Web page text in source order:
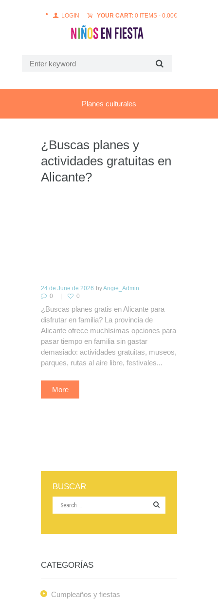
LOGIN YOUR CART: 0 ITEMS - 0.00€
Planes culturales
¿Buscas planes y
actividades gratuitas en
Alicante?
24 de June de 2026 byAngie_Admin
0
0
¿Buscas planes gratis en Alicante para
disfrutar en familia? La provincia de
Alicante ofrece muchísimas opciones para
pasar tiempo en familia sin gastar
demasiado: actividades gratuitas, museos,
parques, rutas al aire libre, festivales...
More
BUSCAR
CATEGORÍAS
Cumpleaños y fiestas